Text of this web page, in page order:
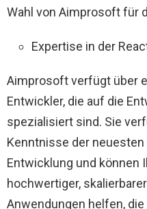
Wahl von Aimprosoft für
Expertise in der
Aimprosoft verfügt über
Entwickler, die auf die
spezialisiert sind. Sie
Kenntnisse der neuesten
Entwicklung und können
hochwertiger,
Anwendungen helfen, die